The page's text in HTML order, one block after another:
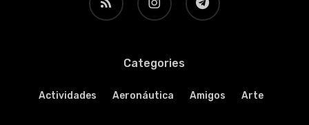
Categories
Actividades Aeronáutica Amigos Arte